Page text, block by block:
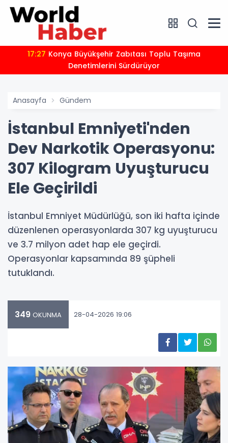
17:27
Denetimlerini Sürdürüyor
Anasayfa Gündem
İstanbul Emniyeti'nden
Dev Narkotik Operasyonu:
307 Kilogram Uyuşturucu
Ele Geçirildi
İstanbul Emniyet Müdürlüğü, son iki hafta içinde
düzenlenen operasyonlarda 307 kg uyuşturucu
ve 3.7 milyon adet hap ele geçirdi.
Operasyonlar kapsamında 89 şüpheli
tutuklandı.
349 OKUNMA 28-04-2026 19:06